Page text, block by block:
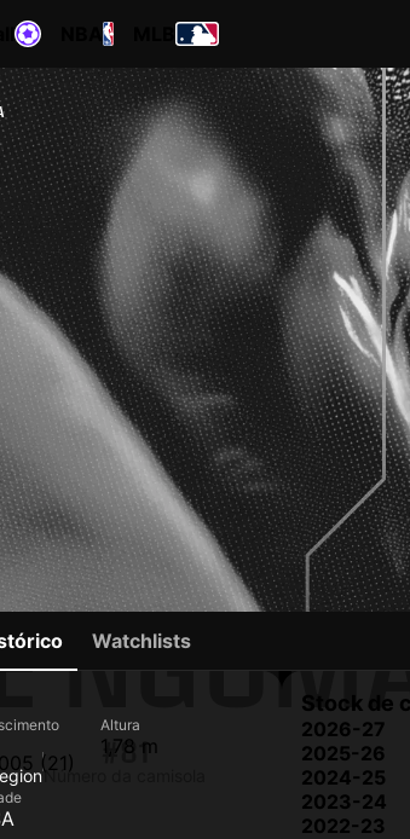
#81
Número da camisola
Watchlists
(21)
Altura
1,78 m
Stock de
2026-27
2025-26
2024-25
2023-24
2022-23